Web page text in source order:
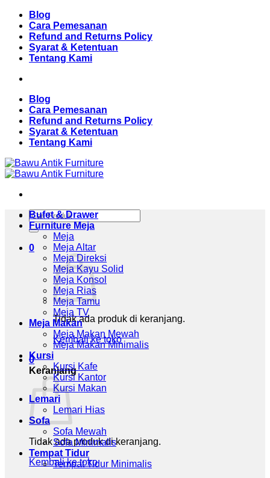
Skip
content
Blog
Cara Pemesanan
Refund and Returns Policy
Syarat & Ketentuan
Tentang Kami
Blog
Cara Pemesanan
Refund and Returns Policy
Syarat & Ketentuan
Tentang Kami
Pencarian
untuk:
0
Tidak ada produk di keranjang.
Kembali ke toko
0
Keranjang
Tidak ada produk di keranjang.
Kembali ke toko
Bufet & Drawer
Furniture Meja
Meja
Meja Altar
Meja Direksi
Meja Kayu Solid
Meja Konsol
Meja Rias
Meja Tamu
Meja TV
Meja Makan
Meja Makan Mewah
Meja Makan Minimalis
Kursi
Kursi Kafe
Kursi Kantor
Kursi Makan
Lemari
Lemari Hias
Sofa
Sofa Mewah
Sofa Minimalis
Tempat Tidur
Tempat Tidur Minimalis